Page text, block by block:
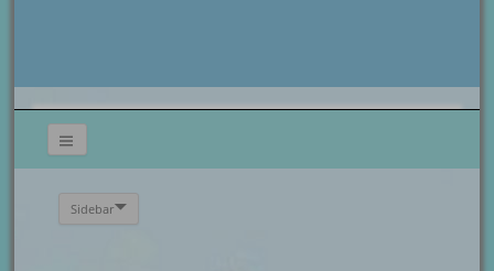
Sidebar